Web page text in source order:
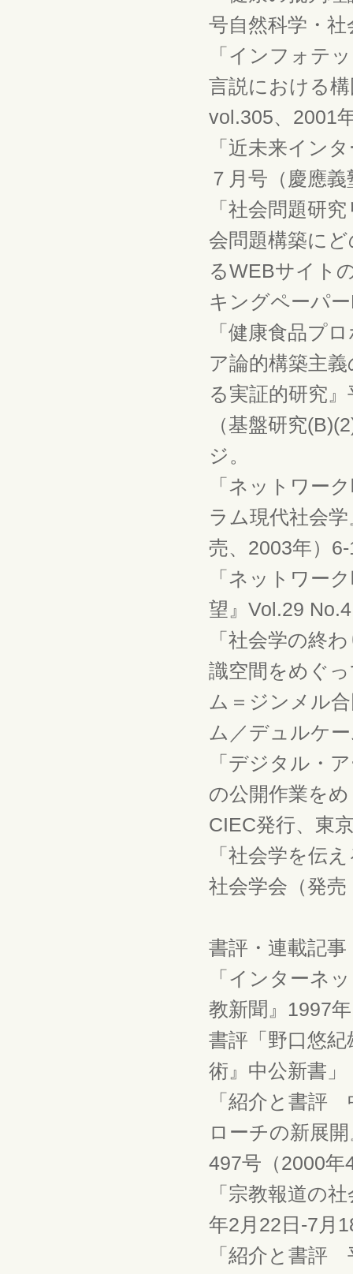
号自然科学・
「インフォテ
言説における
vol.305、2001
「近未来イン
７月号（慶應
「社会問題研
会問題構築に
るWEBサイト
キングペーパ
「健康食品プ
ア論的構築主
る実証的研究
（基盤研究
ジ。
「ネットワー
ラム現代社会
売、2003年）
「ネットワー
望』Vol.29
「社会学の終
識空間をめぐ
ム＝ジンメル
ム／デュルケ
「デジタル・
の公開作業を
CIEC発行、東
「社会学を伝
社会学会（発
書評・連載記
「インターネ
教新聞』1997
書評「野口悠
術』中公新書
「紹介と書評
ローチの新展
497号（2000年
「宗教報道の
年2月22日-7月
「紹介と書評